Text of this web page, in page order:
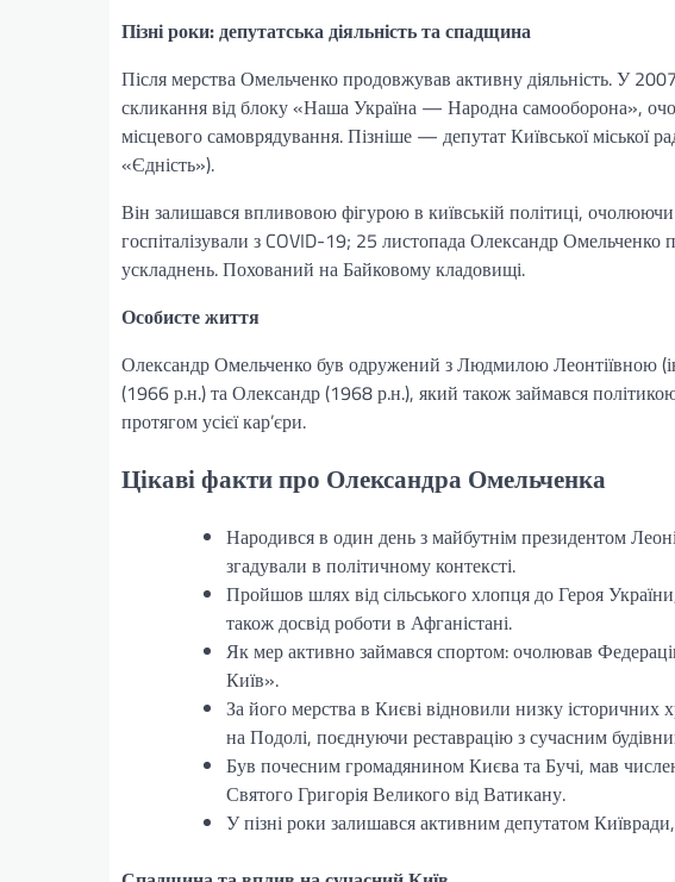
Пізні роки: депутатська діяльність та спадщина
Після мерства Омельченко продовжував активну діяльність. У
скликання від блоку «Наша Україна — Народна самооборона»,
місцевого самоврядування. Пізніше — депутат Київської міської
«Єдність»).
Він залишався впливовою фігурою в київській політиці,
госпіталізували з COVID-19; 25 листопада Олександр
ускладнень. Похований на Байковому кладовищі.
Особисте життя
Олександр Омельченко був одружений з Людмилою Леонтіївною
(1966 р.н.) та Олександр (1968 р.н.), який також займався
протягом усієї кар’єри.
Цікаві факти про Олександра Омельченка
Народився в один день з майбутнім президентом
згадували в політичному контексті.
Пройшов шлях від сільського хлопця до Героя
також досвід роботи в Афганістані.
Як мер активно займався спортом: очолював
Київ».
За його мерства в Києві відновили низку
на Подолі, поєднуючи реставрацію з сучасним
Був почесним громадянином Києва та Бучі, мав
Святого Григорія Великого від Ватикану.
У пізні роки залишався активним депутатом